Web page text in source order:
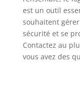
est un outil
souhaitent
sécurité et se
Contactez au
vous avez des